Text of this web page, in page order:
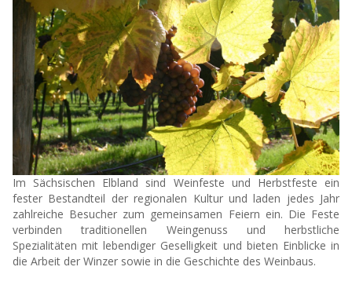
Im Sächsischen Elbland sind Weinfeste und Herbstfeste ein
fester Bestandteil der regionalen Kultur und laden jedes Jahr
zahlreiche Besucher zum gemeinsamen Feiern ein. Die Feste
verbinden traditionellen Weingenuss und herbstliche
Spezialitäten mit lebendiger Geselligkeit und bieten Einblicke in
die Arbeit der Winzer sowie in die Geschichte des Weinbaus.